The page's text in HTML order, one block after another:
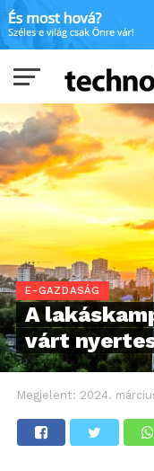
E-GAZDASÁG
A
várt
Megjelent: 2024.